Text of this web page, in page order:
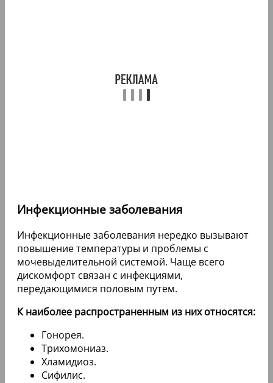
Инфекционные заболевания
Инфекционные заболевания нередко вызывают
повышение температуры и проблемы с
мочевыделительной системой. Чаще всего
дискомфорт связан с инфекциями,
передающимися половым путем.
К наиболее распространенным из них относятся:
Гонорея.
Трихомониаз.
Хламидиоз.
Сифилис.